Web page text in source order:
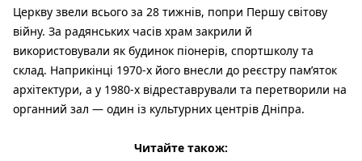
Церкву звели всього за 28 тижнів, попри Першу світову
війну. За радянських часів храм закрили й
використовували як будинок піонерів, спортшколу та
склад. Наприкінці 1970-х його внесли до реєстру пам’яток
архітектури, а у 1980-х відреставрували та перетворили на
органний зал — один із культурних центрів Дніпра.
Читайте також: